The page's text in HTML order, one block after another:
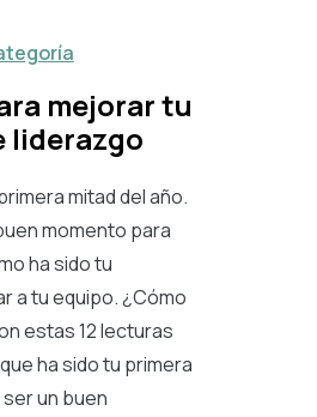
mejorar tu
liderazgo
mitad del año.
momento para
ha sido tu
a tu equipo. ¿Cómo
estas 12 lecturas
ha sido tu primera
un buen